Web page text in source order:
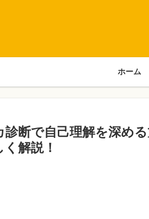
ホーム
診断で自己理解を深め
解説！